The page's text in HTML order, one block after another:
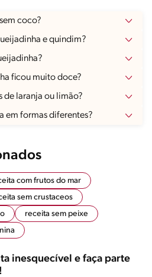
coco?
e quindim?
ficou muito doce?
de laranja ou limão?
em formas diferentes?
com frutos do mar
sem crustaceos
receita sem peixe
inesquecível e faça parte